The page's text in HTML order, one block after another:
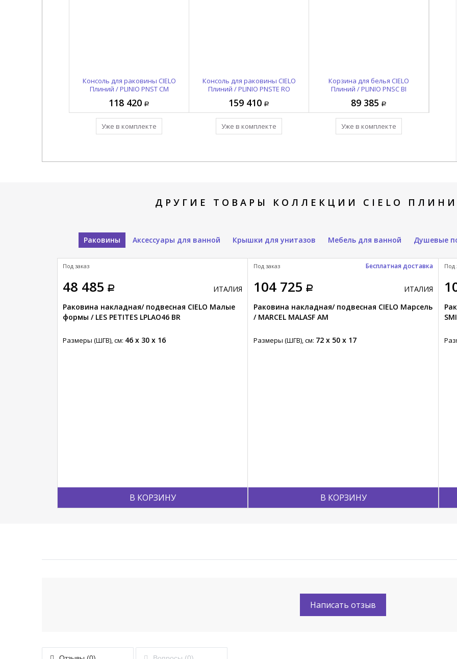
Консоль для раковины CIELO
Плиний / PLINIO PNST CM
118 420
Уже в комплекте
Консоль для раковины CIELO
Плиний / PLINIO PNSTE RO
159 410
Уже в комплекте
Корзина для белья CIELO
Плиний / PLINIO PNSC BI
89 385
Уже в комплекте
Раковина накладная /
подвесная CIELO Плиний /
164 980
Уже в комплекте
ДРУГИЕ ТОВАРЫ КОЛЛЕКЦИИ CIELO
Раковины Аксессуары для ванной Крышки для унитазов Мебель для ванной Душевые
48 485
В КОРЗИНУ
ИТАЛИЯ
Раковина накладная/ подвесная CIELO Малые
формы / LES PETITES LPLAO46 BR
Размеры (ШГВ), см: 46 x 30 x 16
Под заказ
104 725
В КОРЗИНУ
ИТАЛИЯ
Раковина накладная/ подвесная CIELO Марсель
/ MARCEL MALASF AM
Размеры (ШГВ), см: 72 x 50 x 17
Под заказ Бесплатная доставка Под
Написать отзыв